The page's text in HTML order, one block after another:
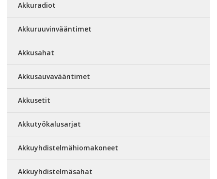
Akkuradiot
Akkuruuvinvääntimet
Akkusahat
Akkusauvavääntimet
Akkusetit
Akkutyökalusarjat
Akkuyhdistelmähiomakoneet
Akkuyhdistelmäsahat